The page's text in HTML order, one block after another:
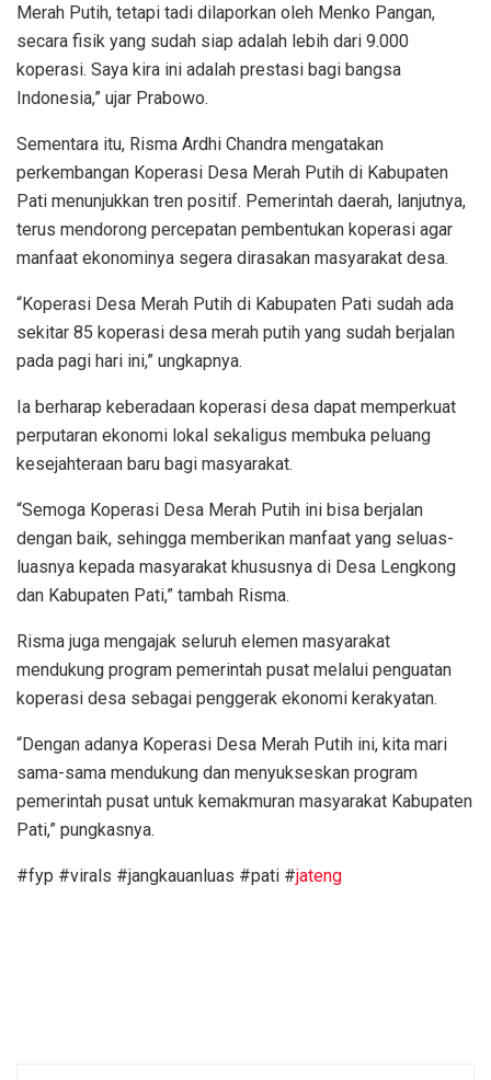
Merah Putih, tetapi tadi dilaporkan oleh Menko Pangan,
secara fisik yang sudah siap adalah lebih dari 9.000
koperasi. Saya kira ini adalah prestasi bagi bangsa
Indonesia,” ujar Prabowo.
Sementara itu, Risma Ardhi Chandra mengatakan
perkembangan Koperasi Desa Merah Putih di Kabupaten
Pati menunjukkan tren positif. Pemerintah daerah, lanjutnya,
terus mendorong percepatan pembentukan koperasi agar
manfaat ekonominya segera dirasakan masyarakat desa.
“Koperasi Desa Merah Putih di Kabupaten Pati sudah ada
sekitar 85 koperasi desa merah putih yang sudah berjalan
pada pagi hari ini,” ungkapnya.
Ia berharap keberadaan koperasi desa dapat memperkuat
perputaran ekonomi lokal sekaligus membuka peluang
kesejahteraan baru bagi masyarakat.
“Semoga Koperasi Desa Merah Putih ini bisa berjalan
dengan baik, sehingga memberikan manfaat yang seluas-
luasnya kepada masyarakat khususnya di Desa Lengkong
dan Kabupaten Pati,” tambah Risma.
Risma juga mengajak seluruh elemen masyarakat
mendukung program pemerintah pusat melalui penguatan
koperasi desa sebagai penggerak ekonomi kerakyatan.
“Dengan adanya Koperasi Desa Merah Putih ini, kita mari
sama-sama mendukung dan menyukseskan program
pemerintah pusat untuk kemakmuran masyarakat Kabupaten
Pati,” pungkasnya.
#fyp #virals #jangkauanluas #pati #jateng